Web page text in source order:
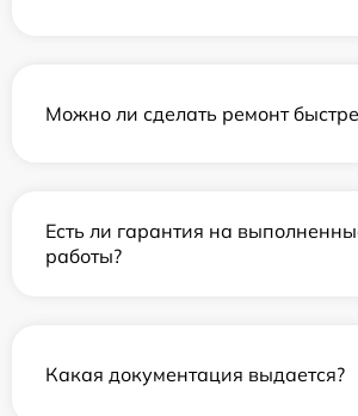
Можно ли сделать ремонт
Есть ли гарантия на
работы?
Какая документация выдается?